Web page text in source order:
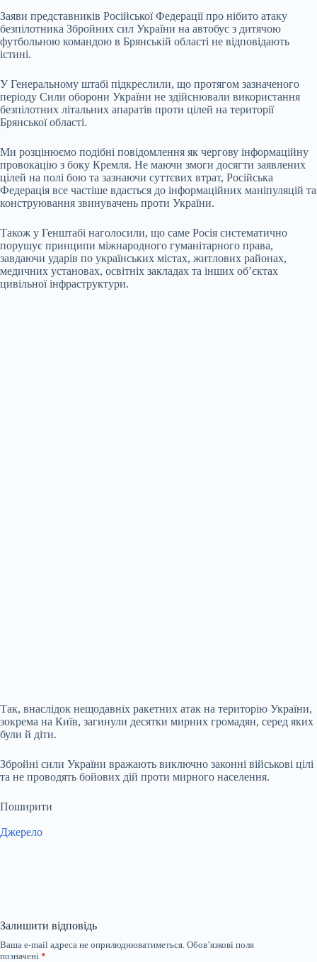
Заяви представників Російської Федерації про нібито атаку
безпілотника Збройних сил України на автобус з дитячою
футбольною командою в Брянській області не відповідають
істині.
У Генеральному штабі підкреслили, що протягом зазначеного
періоду Сили оборони України не здійснювали використання
безпілотних літальних апаратів проти цілей на території
Брянської області.
Ми розцінюємо подібні повідомлення як чергову інформаційну
провокацію з боку Кремля. Не маючи змоги досягти заявлених
цілей на полі бою та зазнаючи суттєвих втрат, Російська
Федерація все частіше вдається до інформаційних маніпуляцій та
конструювання звинувачень проти України.
Також у Генштабі наголосили, що саме Росія систематично
порушує принципи міжнародного гуманітарного права,
завдаючи ударів по українських містах, житлових районах,
медичних установах, освітніх закладах та інших об’єктах
цивільної інфраструктури.
Так, внаслідок нещодавніх ракетних атак на територію України,
зокрема на Київ, загинули десятки мирних громадян, серед яких
були й діти.
Збройні сили України вражають виключно законні військові цілі
та не проводять бойових дій проти мирного населення.
Поширити
Джерело
Залишити відповідь
Ваша e-mail адреса не оприлюднюватиметься. Обов’язкові поля
позначені *